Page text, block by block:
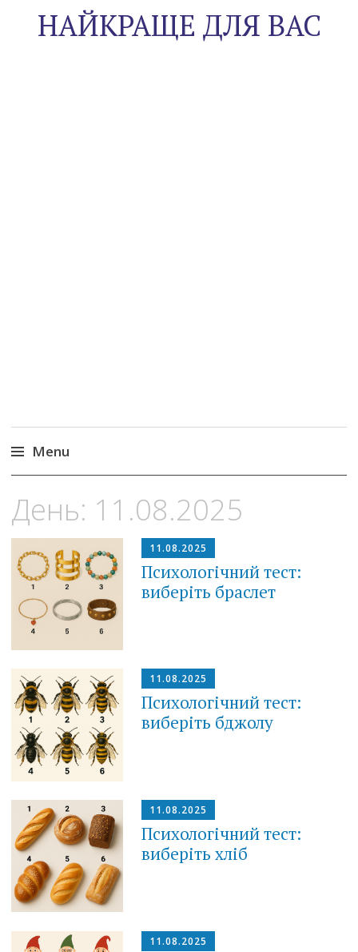
НАЙКРАЩЕ ДЛЯ ВАС
Menu
to
content
День: 11.08.2025
11.08.2025
Психологічний тест:
виберіть браслет
11.08.2025
Психологічний тест:
виберіть бджолу
11.08.2025
Психологічний тест:
виберіть хліб
11.08.2025